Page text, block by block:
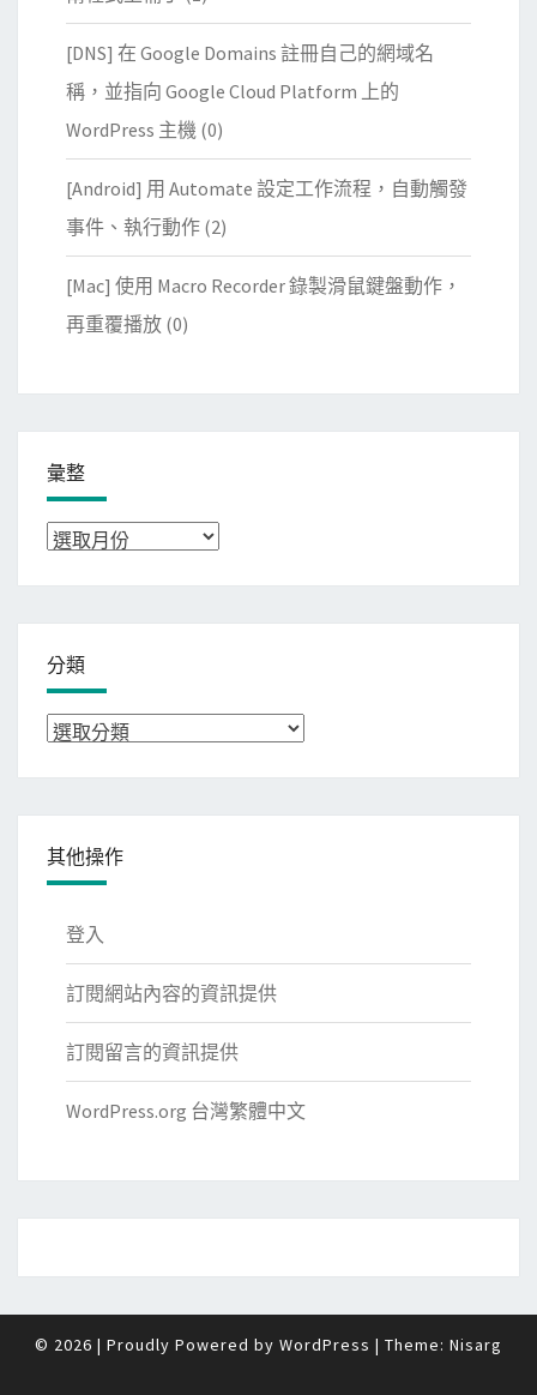
[DNS] 在 Google Domains 註冊自己的網域名
稱，並指向 Google Cloud Platform 上的
WordPress 主機 (0)
[Android] 用 Automate 設定工作流程，自動觸發
事件、執行動作 (2)
[Mac] 使用 Macro Recorder 錄製滑鼠鍵盤動作，
再重覆播放 (0)
彙整
彙
分類
分
其他操作
登入
訂閱網站內容的資訊提供
訂閱留言的資訊提供
WordPress.org 台灣繁體中文
© 2026 | Proudly Powered by WordPress | Theme: Nisarg